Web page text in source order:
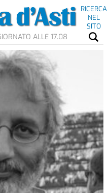
RICERCA
NEL
SITO
ALLE 17.08